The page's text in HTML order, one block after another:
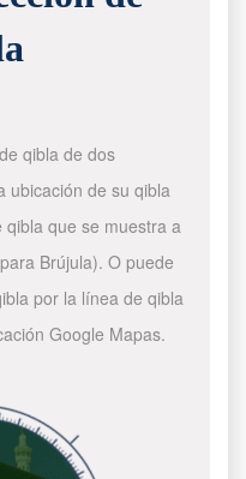
qibla de dos
ubicación de su qibla
que se muestra a
Brújula). O puede
por la línea de qibla
Google Mapas.